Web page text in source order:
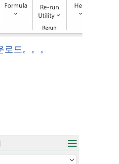
드。。。